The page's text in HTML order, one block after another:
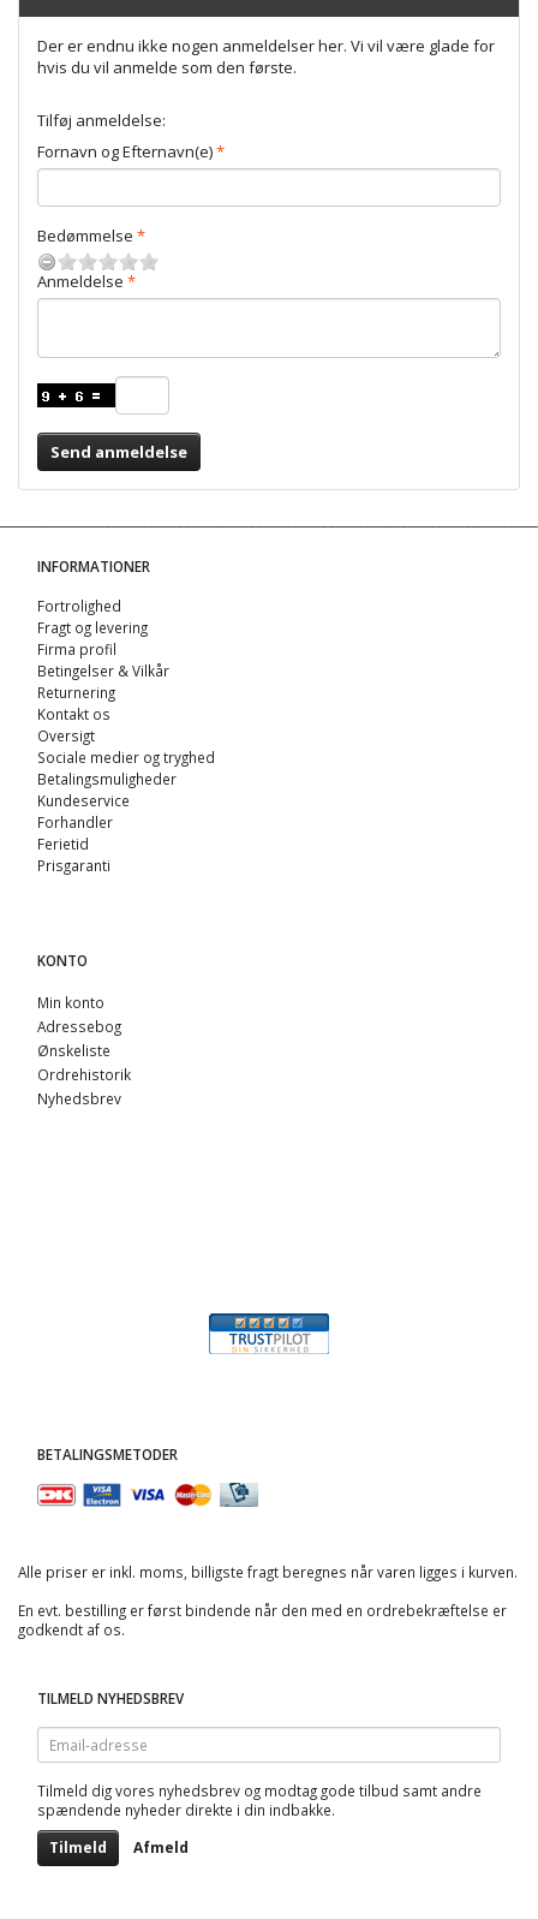
Der er endnu ikke nogen anmeldelser her. Vi vil være glade for
hvis du vil anmelde som den første.
Tilføj anmeldelse:
Fornavn og Efternavn(e)
Bedømmelse
Anmeldelse
Send anmeldelse
INFORMATIONER
Fortrolighed
Fragt og levering
Firma profil
Betingelser & Vilkår
Returnering
Kontakt os
Oversigt
Sociale medier og tryghed
Betalingsmuligheder
Kundeservice
Forhandler
Ferietid
Prisgaranti
KONTO
Min konto
Adressebog
Ønskeliste
Ordrehistorik
Nyhedsbrev
BETALINGSMETODER
Alle priser er inkl. moms, billigste fragt beregnes når varen ligges i kurven.
En evt. bestilling er først bindende når den med en ordrebekræftelse er
godkendt af os.
TILMELD NYHEDSBREV
Email-
adresse
Tilmeld dig vores nyhedsbrev og modtag gode tilbud samt andre
spændende nyheder direkte i din indbakke.
Tilmeld Afmeld